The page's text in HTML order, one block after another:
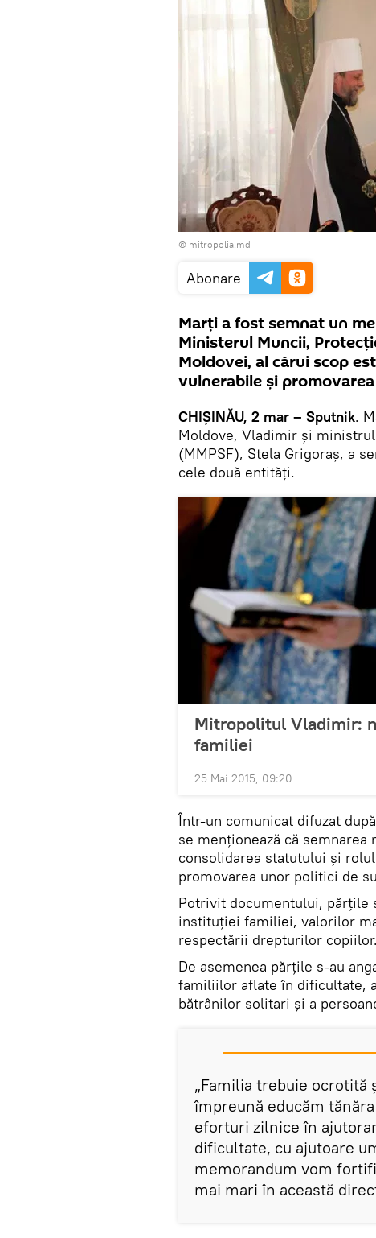
© mitropolia.md
Abonare
Marţi a fost semnat un
Ministerul Muncii,
Moldovei, al cărui scop
vulnerabile şi
CHIŞINĂU, 2 mar – Sputnik.
Moldove, Vladimir şi
(MMPSF), Stela Grigoraș, a
cele două entităţi.
Mitropolitul Vladimir:
familiei
25 Mai 2015, 09:20
Într-un comunicat difuzat
se menţionează că
consolidarea statutului şi
promovarea unor politici de
Potrivit documentului, părţile
instituţiei familiei, valorilor
respectării drepturilor copiilor.
De asemenea părţile s-au
familiilor aflate în dificultate,
bătrânilor solitari şi a
„Familia trebuie ocrotită
împreună educăm
eforturi zilnice în
dificultate, cu ajutoare
memorandum vom
mai mari în această